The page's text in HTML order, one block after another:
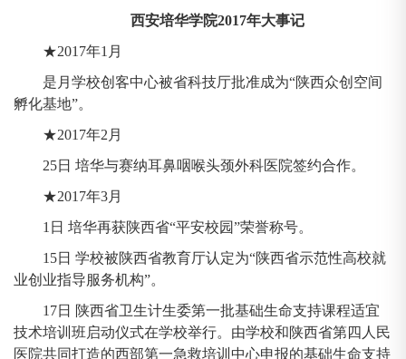
西安培华学院2017年大事记
★2017年1月
是月学校创客中心被省科技厅批准成为“陕西众创空间
孵化基地”。
★2017年2月
25日 培华与赛纳耳鼻咽喉头颈外科医院签约合作。
★2017年3月
1日 培华再获陕西省“平安校园”荣誉称号。
15日 学校被陕西省教育厅认定为“陕西省示范性高校就
业创业指导服务机构”。
17日 陕西省卫生计生委第一批基础生命支持课程适宜
技术培训班启动仪式在学校举行。由学校和陕西省第四人民
医院共同打造的西部第一急救培训中心申报的基础生命支持